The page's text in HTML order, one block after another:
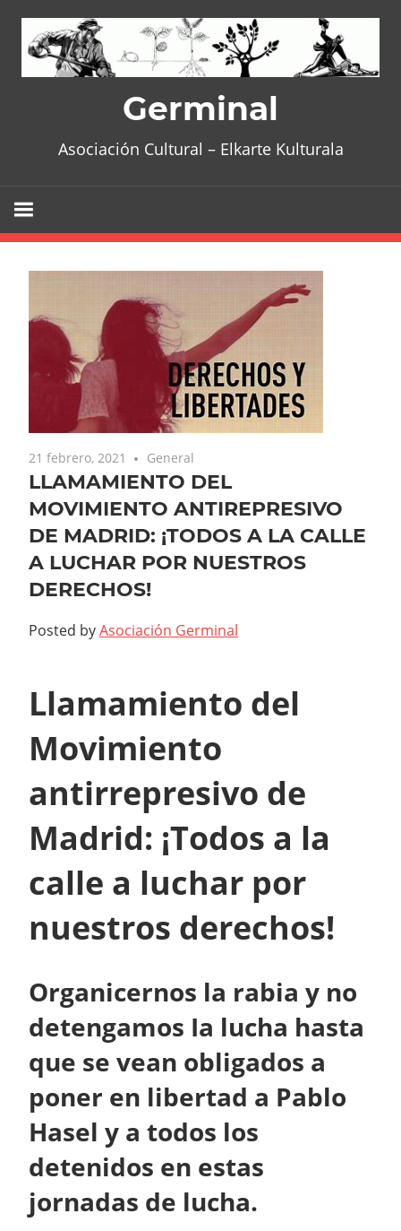
content
Germinal
Asociación Cultural – Elkarte Kulturala
21 febrero, 2021 General
LLAMAMIENTO DEL
MOVIMIENTO ANTIREPRESIVO
DE MADRID: ¡TODOS A LA CALLE
A LUCHAR POR NUESTROS
DERECHOS!
Posted byAsociación Germinal
Llamamiento del
Movimiento
antirrepresivo de
Madrid: ¡Todos a la
calle a luchar por
nuestros derechos!
Organicernos la rabia y no
detengamos Ia lucha hasta
que se vean obligados a
poner en libertad a Pablo
Hasel y a todos los
detenidos en estas
jornadas de lucha.